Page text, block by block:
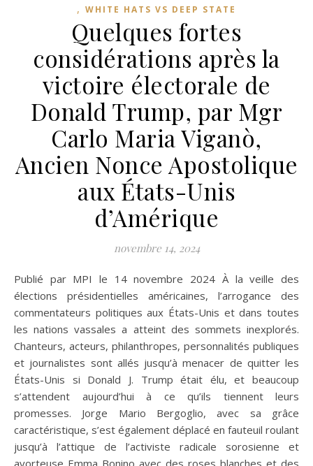
, WHITE HATS VS DEEP STATE
Quelques fortes
considérations après la
victoire électorale de
Donald Trump, par Mgr
Carlo Maria Viganò,
Ancien Nonce Apostolique
aux États-Unis
d’Amérique
novembre 14, 2024
Publié par MPI le 14 novembre 2024 À la veille des
élections présidentielles américaines, l’arrogance des
commentateurs politiques aux États-Unis et dans toutes
les nations vassales a atteint des sommets inexplorés.
Chanteurs, acteurs, philanthropes, personnalités publiques
et journalistes sont allés jusqu’à menacer de quitter les
États-Unis si Donald J. Trump était élu, et beaucoup
s’attendent aujourd’hui à ce qu’ils tiennent leurs
promesses. Jorge Mario Bergoglio, avec sa grâce
caractéristique, s’est également déplacé en fauteuil roulant
jusqu’à l’attique de l’activiste radicale sorosienne et
avorteuse Emma Bonino avec des roses blanches et des